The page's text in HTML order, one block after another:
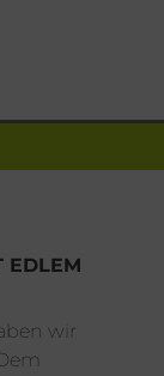
EDLEM
wir